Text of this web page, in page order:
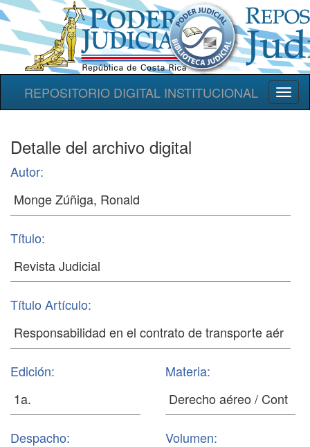
REPOSITORIO DIGITAL INSTITUCIONAL
Detalle del archivo digital
Autor:
Título:
Título Artículo:
Edición: Materia:
Despacho: Volumen: